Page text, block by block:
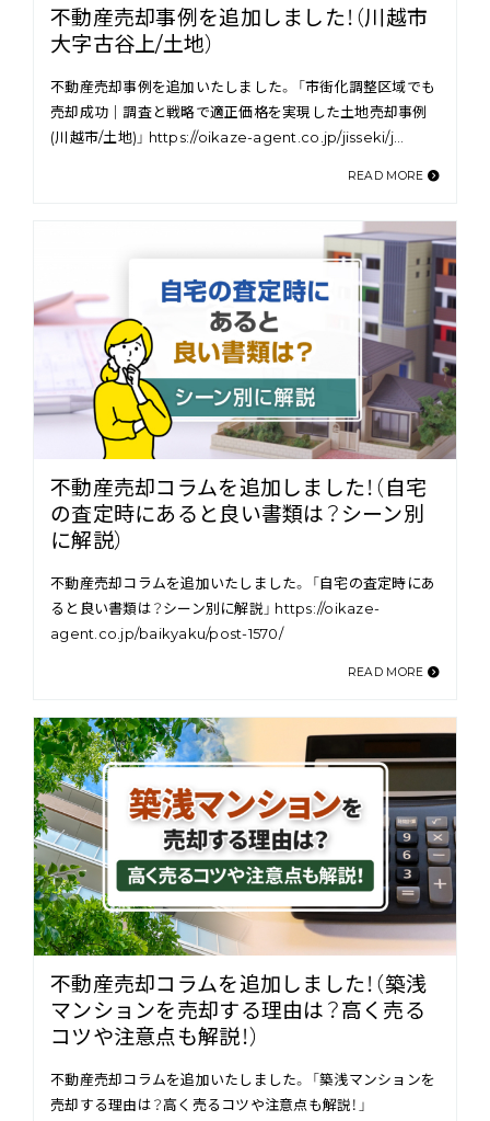
不動産売却事例を追加しました！（川越市
大字古谷上/土地）
不動産売却事例を追加いたしました。 「市街化調整区域でも
売却成功｜調査と戦略で適正価格を実現した土地売却事例
(川越市/土地)」 https://oikaze-agent.co.jp/jisseki/j…
READ MORE
不動産売却コラムを追加しました！（自宅
の査定時にあると良い書類は？シーン別
に解説）
不動産売却コラムを追加いたしました。 「自宅の査定時にあ
ると良い書類は？シーン別に解説」 https://oikaze-
agent.co.jp/baikyaku/post-1570/
READ MORE
不動産売却コラムを追加しました！（築浅
マンションを売却する理由は？高く売る
コツや注意点も解説！）
不動産売却コラムを追加いたしました。 「築浅マンションを
売却する理由は？高く売るコツや注意点も解説！」